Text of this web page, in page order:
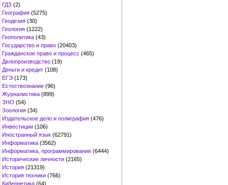
ГДЗ (2)
География (5275)
Геодезия (30)
Геология (1222)
Геополитика (43)
Государство и право (20403)
Гражданское право и процесс (465)
Делопроизводство (19)
Деньги и кредит (108)
ЕГЭ (173)
Естествознание (96)
Журналистика (899)
ЗНО (54)
Зоология (34)
Издательское дело и полиграфия (476)
Инвестиции (106)
Иностранный язык (62791)
Информатика (3562)
Информатика, программирование (6444)
Исторические личности (2165)
История (21319)
История техники (766)
Кибернетика (64)